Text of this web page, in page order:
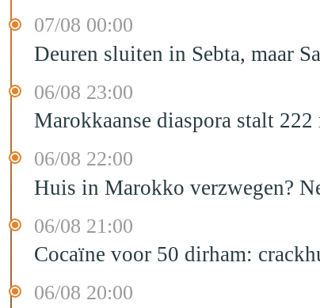
07/08 00:00
Deuren sluiten in Sebta, maar
06/08 23:00
Marokkaanse diaspora stalt
06/08 22:00
Huis in Marokko verzwegen?
06/08 21:00
Cocaïne voor 50 dirham:
06/08 20:00